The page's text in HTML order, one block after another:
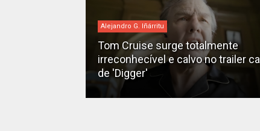
bilheteria
Bilheteria 2026: Os 10 filmes mais
lucrativos do ano até o momento